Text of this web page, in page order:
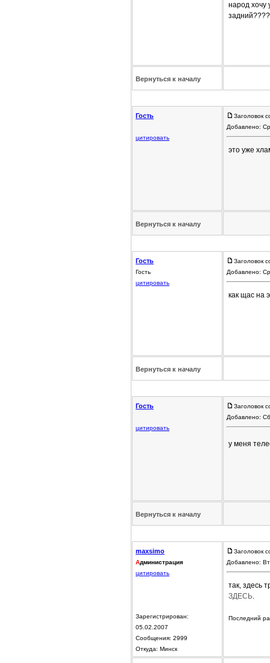
народ хочу
Вернуться к началу
Гость
цитировать
Заголовок
Добавлено:
это уже
Вернуться к началу
Гость
Гость
цитировать
Заголовок
Добавлено:
как щас на
Вернуться к началу
Гость
цитировать
Заголовок
Добавлено:
у меня
Вернуться к началу
maxsimo
Администрация
цитировать
Зарегистрирован:
05.02.2007
Сообщения: 2999
Откуда: Минск
Заголовок
Добавлено:
так, здесь
ЗДЕСЬ.
Последний